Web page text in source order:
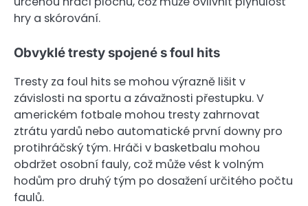
hry a skórování.
Obvyklé tresty spojené s foul hits
Tresty za foul hits se mohou výrazně lišit v
závislosti na sportu a závažnosti přestupku. V
americkém fotbale mohou tresty zahrnovat
ztrátu yardů nebo automatické první downy pro
protihráčský tým. Hráči v basketbalu mohou
obdržet osobní fauly, což může vést k volným
hodům pro druhý tým po dosažení určitého počtu
faulů.